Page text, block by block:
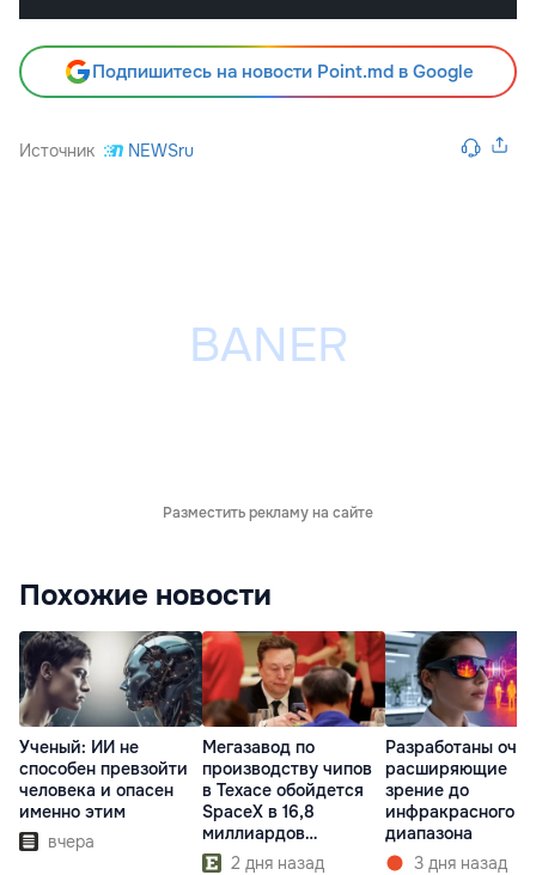
Подпишитесь на новости Point.md в Google
Источник NEWSru
Разместить рекламу на сайте
Похожие новости
Ученый: ИИ не
способен превзойти
человека и опасен
именно этим
вчера
Мегазавод по
производству чипов
в Техасе обойдется
SpaceX в 16,8
миллиардов
долларов
2 дня назад
Разработаны
расширяющие
зрение до
инфракрасного
диапазона
3 дня назад